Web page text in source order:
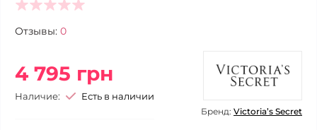
Отзывы: 0
4 795 грн
Наличие: Есть в наличии
Бренд: Victoria’s Secret